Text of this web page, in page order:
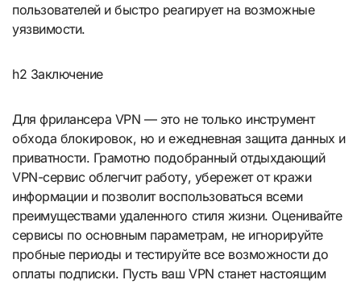
пользователей и быстро реагирует на возможные
уязвимости.
h2 Заключение
Для фрилансера VPN — это не только инструмент
обхода блокировок, но и ежедневная защита данных и
приватности. Грамотно подобранный отдыхдающий
VPN-сервис облегчит работу, убережет от кражи
информации и позволит воспользоваться всеми
преимуществами удаленного стиля жизни. Оценивайте
сервисы по основным параметрам, не игнорируйте
пробные периоды и тестируйте все возможности до
оплаты подписки. Пусть ваш VPN станет настоящим